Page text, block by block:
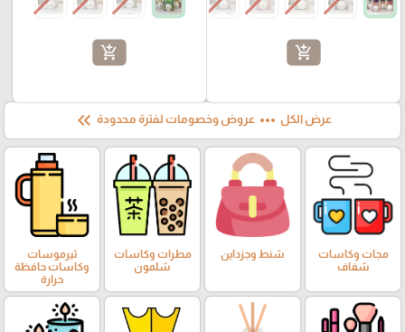
add_shopping_cart
add_shopping_cart
عرض الكل more_horiz عروض وخصومات لفترة محدودة keyboard_double_arrow_left
مجات وكاسات
شفاف
شنط وجزداين
مطرات وكاسات
شلمون
ثيرموسات
وكاسات حافظة
حرارة